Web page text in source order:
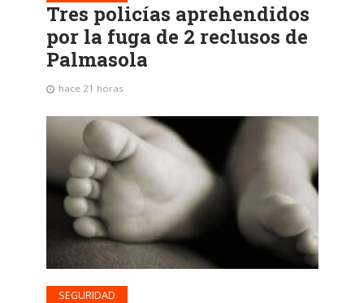
Tres policías aprehendidos
por la fuga de 2 reclusos de
Palmasola
hace 21 horas
SEGURIDAD